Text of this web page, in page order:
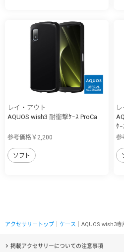
レイ・アウト
AQUOS wish3 耐衝撃ｹｰｽ ProCa
参考価格￥2,200
ソフト
ｹｰ
参
アクセサリートップ ケース ｜AQUOS wish3
掲載アクセサリーについての注意事項